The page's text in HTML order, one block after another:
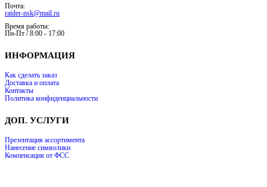
Почта:
raider-nsk@mail.ru
Время работы:
Пн-Пт / 8:00 - 17:00
ИНФОРМАЦИЯ
Как сделать заказ
Доставка и оплата
Контакты
Политика конфиденциальности
ДОП. УСЛУГИ
Презентация ассортимента
Нанесение символики
Компенсация от ФСС